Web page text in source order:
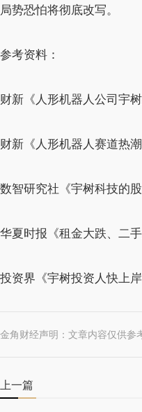
局势恐怕将彻底改写。
参考资料：
财新《人形机器人公司宇
财新《人形机器人赛道热
数智研究社《宇树科技的
华夏时报《租金大跌、二
投资界《宇树投资人快上岸
金角财经声明：文章内容仅供参
上一篇